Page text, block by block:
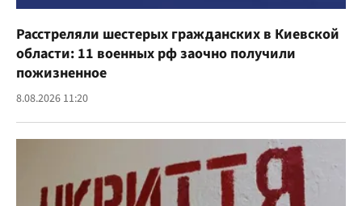
Расстреляли шестерых гражданских в Киевской
области: 11 военных рф заочно получили
пожизненное
8.08.2026 11:20